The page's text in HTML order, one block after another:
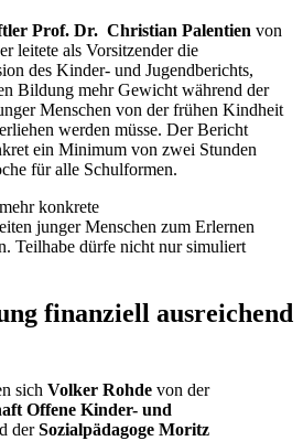
Prof. Dr. Christian Palentien von
leitete als Vorsitzender die
des Kinder- und Jugendberichts,
Bildung mehr Gewicht während der
Menschen von der frühen Kindheit
werden müsse. Der Bericht
ein Minimum von zwei Stunden
für alle Schulformen.
konkrete
junger Menschen zum Erlernen
Teilhabe dürfe nicht nur simuliert
finanziell ausreichend
sich Volker Rohde von der
Offene Kinder- und
derSozialpädagoge Moritz